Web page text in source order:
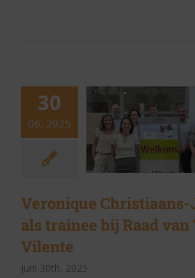
30
06, 2025
Veronique
als trainee bij Raad
Vilente
juni 30th, 2025